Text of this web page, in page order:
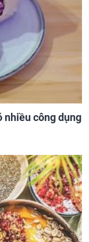
nhiều công dụng